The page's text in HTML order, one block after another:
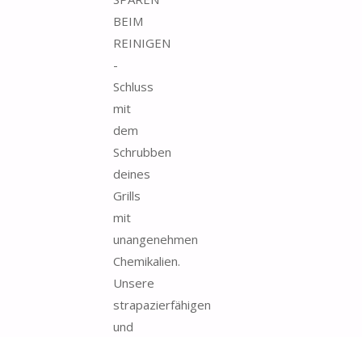
BEIM
REINIGEN
-
Schluss
mit
dem
Schrubben
deines
Grills
mit
unangenehmen
Chemikalien.
Unsere
strapazierfähigen
und